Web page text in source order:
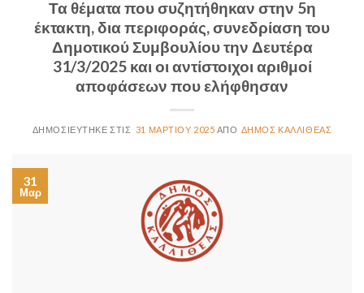
Τα θέματα που συζητήθηκαν στην 5η
έκτακτη, δια περιφοράς, συνεδρίαση του
Δημοτικού Συμβουλίου την Δευτέρα
31/3/2025 και οι αντίστοιχοι αριθμοί
αποφάσεων που ελήφθησαν
31 ΜΑΡΤΊΟΥ 2025 ΔΉΜΟΣ ΚΑΛΛΙΘΈΑΣ
31
Μαρ